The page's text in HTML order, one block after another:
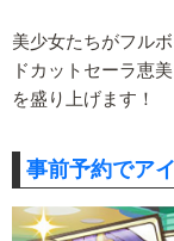
美少女たちがフル
ドカットセーラ恵
を盛り上げます！
事前予約でア